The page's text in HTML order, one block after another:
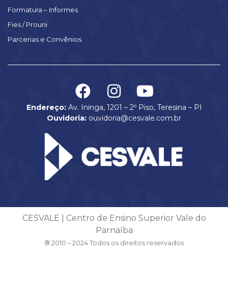
Formatura – Informes
Fies / Prouni
Parcerias e Convênios
Endereço:Av. Ininga, 1201 – 2º Piso, Teresina – PI
Ouvidoria: ouvidoria@cesvale.com.br
CESVALE | Centro de Ensino Superior Vale do
Parnaíba
® 2010 – 2024 Todos os direitos reservados